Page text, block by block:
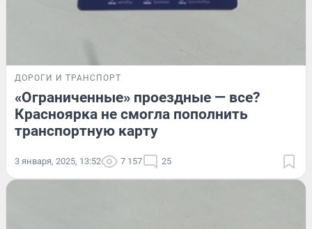
ДОРОГИ И ТРАНСПОРТ
«Ограниченные» проездные — все?
Красноярка не смогла пополнить
транспортную карту
3 января, 2025, 13:52 7 157 25